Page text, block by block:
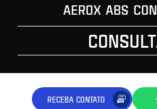
AEROX ABS
RECEBA CONTATO